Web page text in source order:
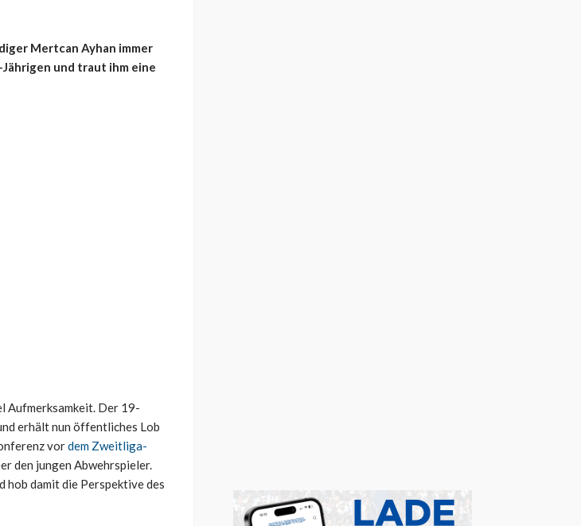
Mertcan Ayhan immer
und traut ihm eine
Aufmerksamkeit. Der 19-
erhält nun öffentliches Lob
vordem Zweitliga-
den jungen Abwehrspieler.
hob damit die Perspektive des